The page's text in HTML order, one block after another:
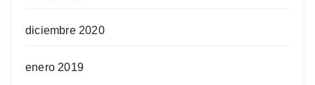
diciembre 2020
enero 2019